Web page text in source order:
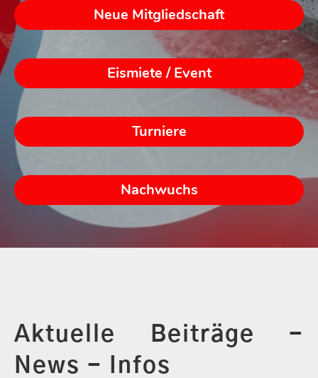
Neue Mitgliedschaft
Eismiete / Event
Turniere
Nachwuchs
Aktuelle Beiträge -
News - Infos